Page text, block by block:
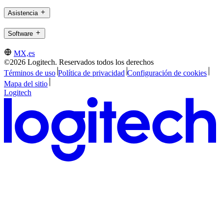
Asistencia
Software
MX,es
©2026 Logitech. Reservados todos los derechos
Términos de uso Política de privacidad Configuración de cookies
Mapa del sitio
Logitech